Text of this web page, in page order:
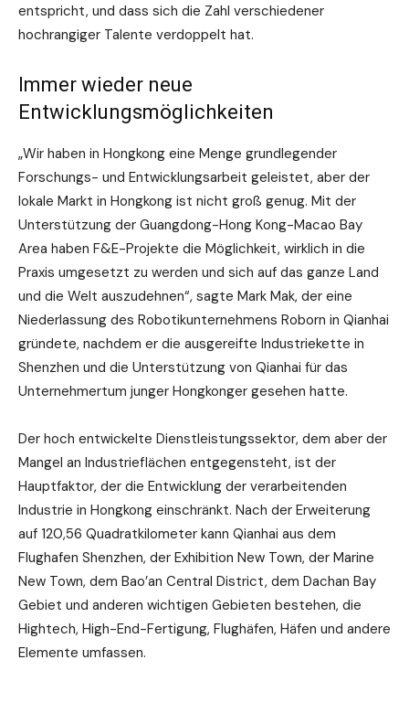
entspricht, und dass sich die Zahl verschiedener
hochrangiger Talente verdoppelt hat.
Immer wieder neue
Entwicklungsmöglichkeiten
„Wir haben in Hongkong eine Menge grundlegender
Forschungs- und Entwicklungsarbeit geleistet, aber der
lokale Markt in Hongkong ist nicht groß genug. Mit der
Unterstützung der Guangdong-Hong Kong-Macao Bay
Area haben F&E-Projekte die Möglichkeit, wirklich in die
Praxis umgesetzt zu werden und sich auf das ganze Land
und die Welt auszudehnen“, sagte Mark Mak, der eine
Niederlassung des Robotikunternehmens Roborn in Qianhai
gründete, nachdem er die ausgereifte Industriekette in
Shenzhen und die Unterstützung von Qianhai für das
Unternehmertum junger Hongkonger gesehen hatte.
Der hoch entwickelte Dienstleistungssektor, dem aber der
Mangel an Industrieflächen entgegensteht, ist der
Hauptfaktor, der die Entwicklung der verarbeitenden
Industrie in Hongkong einschränkt. Nach der Erweiterung
auf 120,56 Quadratkilometer kann Qianhai aus dem
Flughafen Shenzhen, der Exhibition New Town, der Marine
New Town, dem Bao’an Central District, dem Dachan Bay
Gebiet und anderen wichtigen Gebieten bestehen, die
Hightech, High-End-Fertigung, Flughäfen, Häfen und andere
Elemente umfassen.